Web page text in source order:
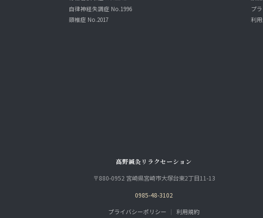
自律神経失調症 No.1996
頸椎症 No.2017
プ
利
高野鍼灸リラクセーション
〒880-0952 宮崎県宮崎市大塚台東2丁目11-13
0985-48-3102
プライバシーポリシー ｜ 利用規約